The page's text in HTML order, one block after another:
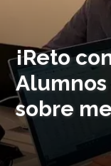
¡Reto
sobre